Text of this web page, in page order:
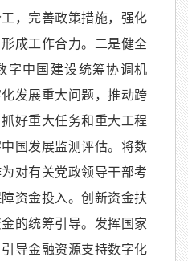
，完善政策措施，强化
成工作合力。二是健全
字中国建设统筹协调机
发展重大问题，推动跨
好重大任务和重大工程
国发展监测评估。将数
对有关党政领导干部考
资金投入。创新资金扶
的统筹引导。发挥国家
导金融资源支持数字化